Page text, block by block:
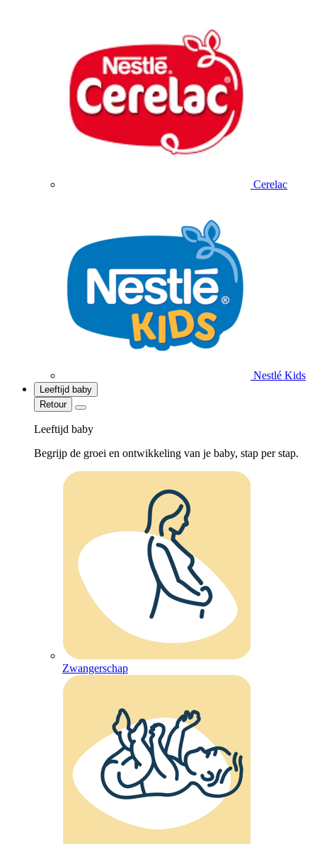
Cerelac
Nestlé Kids
Leeftijd baby
Retour
Leeftijd baby
Begrijp de groei en ontwikkeling van je baby, stap per stap.
Zwangerschap